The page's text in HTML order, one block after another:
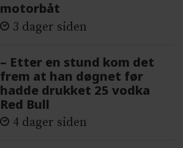
motorbåt
3 dager siden
– Etter en stund kom det
frem at han døgnet før
hadde drukket 25 vodka
Red Bull
4 dager siden